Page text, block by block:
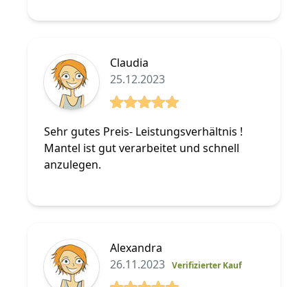
Claudia
25.12.2023
Sehr gutes Preis- Leistungsverhältnis !
Mantel ist gut verarbeitet und schnell
anzulegen.
Alexandra
26.11.2023 Verifizierter Kauf